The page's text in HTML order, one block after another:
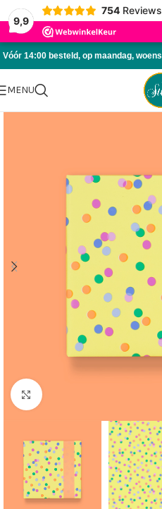
9,9
754 Reviews
Skip to navigation
Skip to main content
Vóór 14:00 besteld, op maandag,
MENU
Click to enlarge